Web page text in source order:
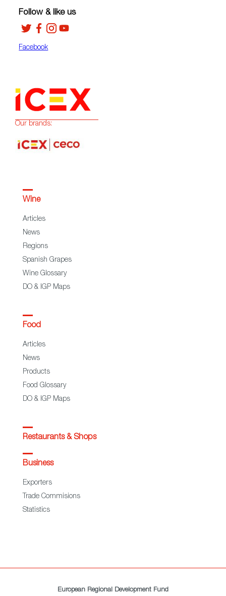
Facebook
Follow & like us
Our brands:
Wine
Articles
News
Regions
Spanish Grapes
Wine Glossary
DO & IGP Maps
Food
Articles
News
Products
Food Glossary
DO & IGP Maps
Restaurants & Shops
Business
Exporters
Trade Commisions
Statistics
European Regional Development Fund